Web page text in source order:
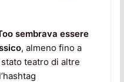
sembrava essere
, almeno fino a
teatro di altre